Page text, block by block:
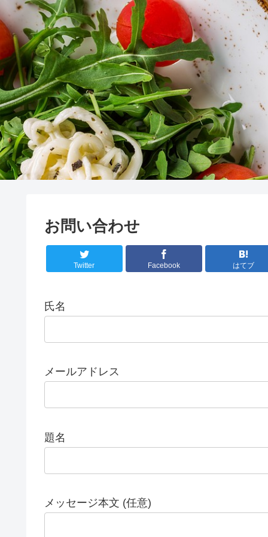
お問い合わせ
Twitter Facebook はてブ
氏名
メールアドレス
題名
メッセージ本文 (任意)